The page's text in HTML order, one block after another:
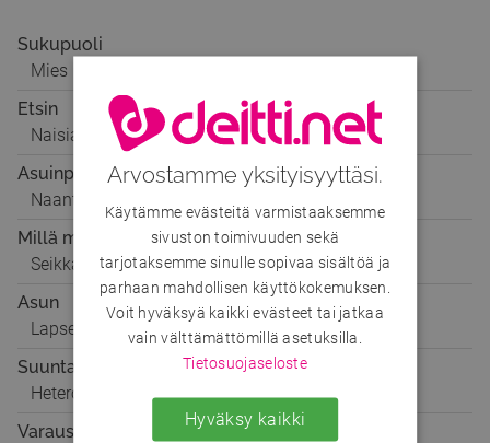
Sukupuoli
Mies
Etsin
Naisia ja pareja
Asuinpaikka
Naantali
Millä mielellä
Seikkailuun
Asun
Lapseni kanssa
Suuntautuminen
Hetero
Varaustilanne
Arvostamme yksityisyyttäsi.
Käytämme evästeitä varmistaaksemme
sivuston toimivuuden sekä
tarjotaksemme sinulle sopivaa sisältöä ja
parhaan mahdollisen käyttökokemuksen.
Voit hyväksyä kaikki evästeet tai jatkaa
vain välttämättömillä asetuksilla.
Tietosuojaseloste
Hyväksy kaikki